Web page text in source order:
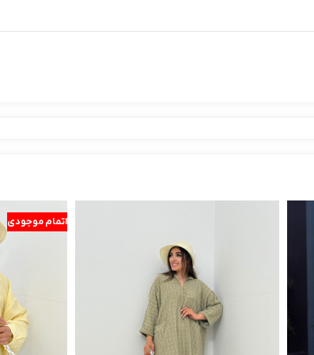
اتمام موجودی